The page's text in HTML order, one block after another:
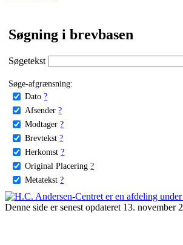
Søgning i brevbasen
Søgetekst
Søge-afgrænsning:
Dato ?
Afsender ?
Modtager ?
Brevtekst ?
Herkomst ?
Original Placering ?
Metatekst ?
Denne side er senest opdateret 13. november